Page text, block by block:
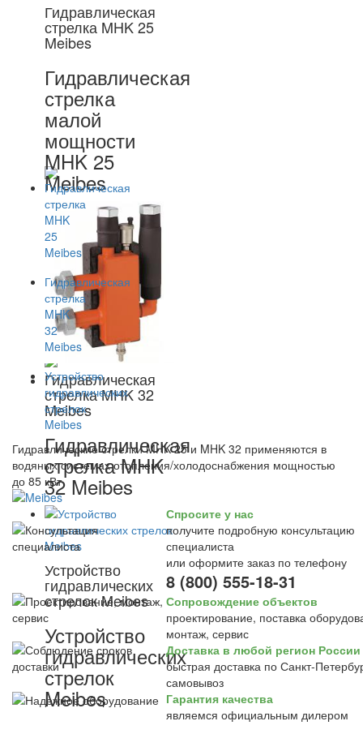
Гидравлическая
стрелка MHK 25
Meibes
Гидравлическая
стрелка
малой
мощности
MHK 25
Meibes
Гидравлическая
стрелка MHK 32
Meibes
Гидравлическая
стрелка MHK
32 Meibes
Устройство
гидравлических
стрелок Meibes
Устройство
гидравлических
стрелок
Meibes
Гидравлические стрелки MHK 25 и MHK 32 применяются в
водяных системах отопления/холодоснабжения мощностью
до 85 кВт
Спросите у нас
получите подробную консультацию
специалиста
или оформите заказ по телефону
8 (800) 555-18-31
Сопровождение объектов
проектирование, поставка
монтаж, сервис
Доставка в любой регион России
быстрая доставка по Санкт-
самовывоз
Гарантия качества
являемся официальным дилером